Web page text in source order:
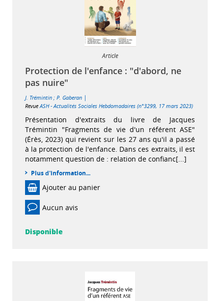
Article
Protection de l'enfance : "d'abord, ne
pas nuire"
J. Trémintin ; P. Gaberan |
Revue ASH - Actualités Sociales Hebdomadaires (n°3299, 17 mars 2023)
Présentation d'extraits du livre de Jacques
Trémintin "Fragments de vie d'un référent ASE"
(Érès, 2023) qui revient sur les 27 ans qu'il a passé
à la protection de l'enfance. Dans ces extraits, il est
notamment question de : relation de confianc[...]
Plus d'information...
Ajouter au panier
Aucun avis
Disponible